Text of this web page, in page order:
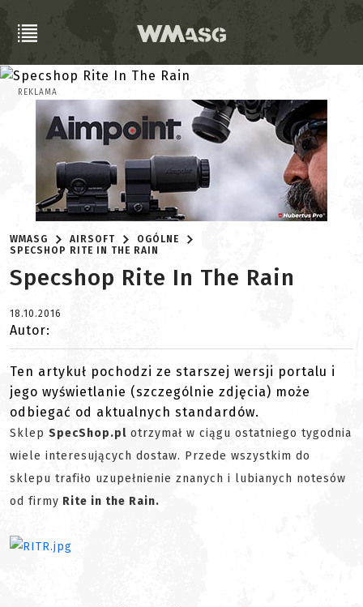
REKLAMA
WMASG AIRSOFT
OGÓLNE
SPECSHOP RITE IN THE RAIN
Specshop Rite In The Rain
18.10.2016
Autor:
Ten artykuł pochodzi ze starszej wersji portalu i
jego wyświetlanie (szczególnie zdjęcia) może
odbiegać od aktualnych standardów.
Sklep SpecShop.pl otrzymał w ciągu ostatniego tygodnia
wiele interesujących dostaw. Przede wszystkim do
sklepu trafiło uzupełnienie znanych i lubianych notesów
od firmy Rite in the Rain.